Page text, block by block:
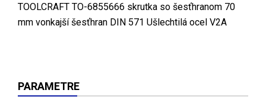
TOOLCRAFT TO-6855666 skrutka so šesťhranom 70
mm vonkajší šesťhran DIN 571 Ušlechtilá ocel V2A
PARAMETRE